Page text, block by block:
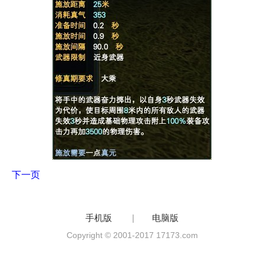
下一页
手机版 | 电脑版
Copyright © 2001-2017 17173.com